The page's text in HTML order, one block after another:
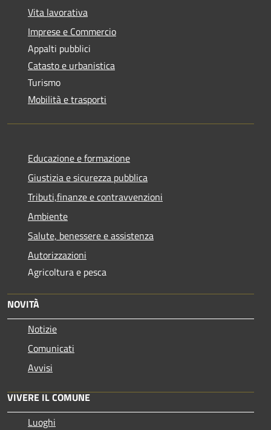
Vita lavorativa
Imprese e Commercio
Appalti pubblici
Catasto e urbanistica
Turismo
Mobilità e trasporti
Educazione e formazione
Giustizia e sicurezza pubblica
Tributi,finanze e contravvenzioni
Ambiente
Salute, benessere e assistenza
Autorizzazioni
Agricoltura e pesca
NOVITÀ
Notizie
Comunicati
Avvisi
VIVERE IL COMUNE
Luoghi